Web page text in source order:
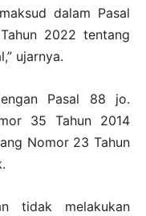
dalam Pasal
2022 tentang
ujarnya.
Pasal 88 jo.
35 Tahun 2014
Nomor 23 Tahun
tidak melakukan